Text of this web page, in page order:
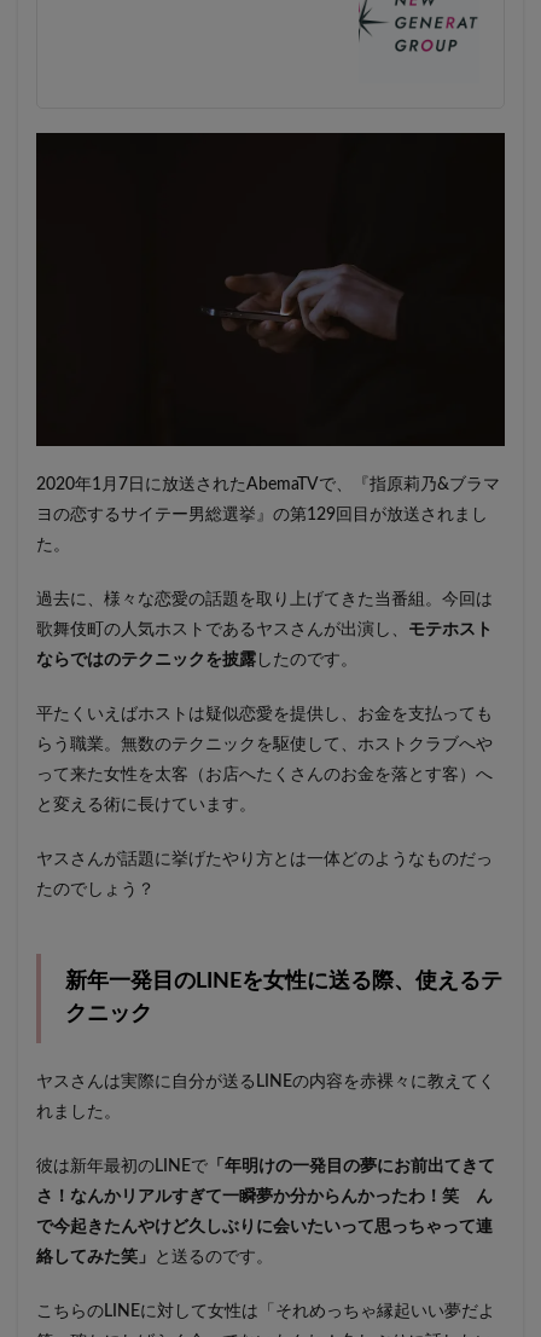
2020年1月7日に放送されたAbemaTVで、『指原莉乃&ブラマ
ヨの恋するサイテー男総選挙』の第129回目が放送されまし
た。
過去に、様々な恋愛の話題を取り上げてきた当番組。今回は
歌舞伎町の人気ホストであるヤスさんが出演し、 モテホスト
ならではのテクニックを披露 したのです。
平たくいえばホストは疑似恋愛を提供し、お金を支払っても
らう職業。無数のテクニックを駆使して、ホストクラブへや
って来た女性を太客（お店へたくさんのお金を落とす客）へ
と変える術に長けています。
ヤスさんが話題に挙げたやり方とは一体どのようなものだっ
たのでしょう？
新年一発目のLINEを女性に送る際、使えるテ
クニック
ヤスさんは実際に自分が送るLINEの内容を赤裸々に教えてく
れました。
彼は新年最初のLINEで 「年明けの一発目の夢にお前出てきて
さ！なんかリアルすぎて一瞬夢か分からんかったわ！笑 ん
で今起きたんやけど久しぶりに会いたいって思っちゃって連
絡してみた笑」
と送るのです。
こちらのLINEに対して女性は「それめっちゃ縁起いい夢だよ